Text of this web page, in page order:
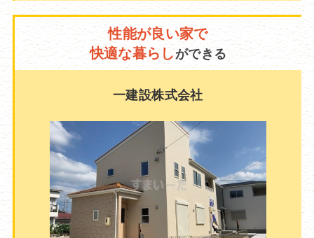
性能が良い家で
快適な暮らし ができる
一建設株式会社